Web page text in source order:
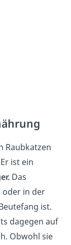
Raubkatzen
ist ein
Das
oder in der
ist.
dagegen auf
Obwohl sie